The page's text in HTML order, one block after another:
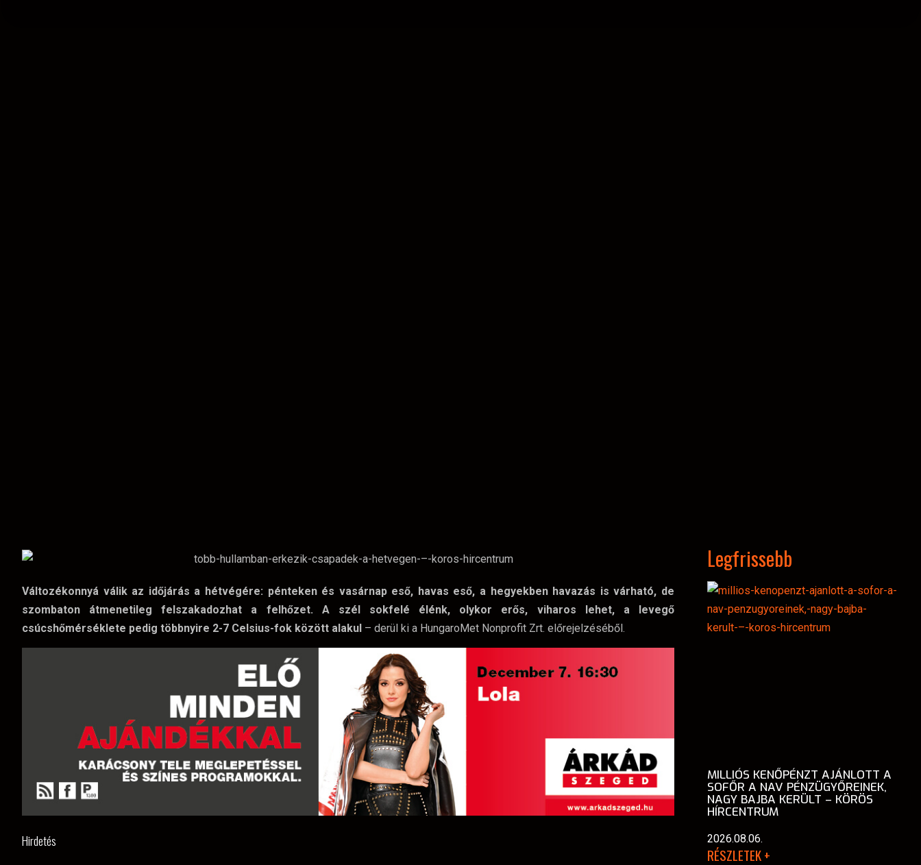
Változékonnyá válik az időjárás a hétvégére: pénteken és vasárnap eső, havas eső, a hegyekben havazás is várható, de
szombaton átmenetileg felszakadozhat a felhőzet. A szél sokfelé élénk, olykor erős, viharos lehet, a levegő
csúcshőmérséklete pedig többnyire 2-7 Celsius-fok között alakul – derül ki a HungaroMet Nonprofit Zrt. előrejelzéséből.
Hirdetés
Legfrissebb
MILLIÓS KENŐPÉNZT AJÁNLOTT A
SOFŐR A NAV PÉNZÜGYŐREINEK,
NAGY BAJBA KERÜLT – KÖRÖS
HÍRCENTRUM
2026.08.06.
RÉSZLETEK +